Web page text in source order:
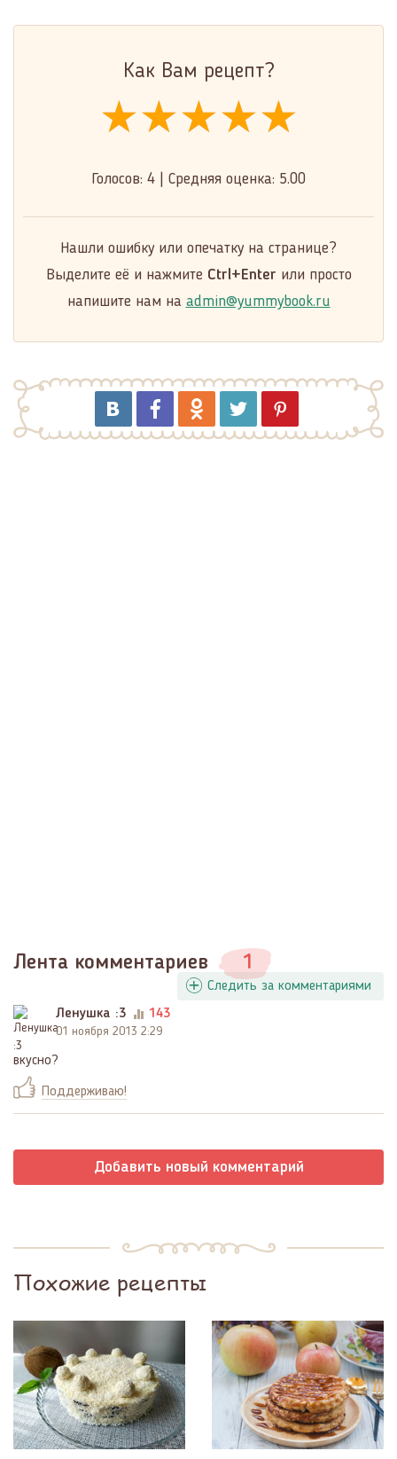
Как Вам рецепт?
★★★★★
★★★★★
★★★★★
Голосов: 4 Средняя оценка: 5.00
Нашли ошибку или опечатку на странице?
Выделите её и нажмите Ctrl+Enter или просто
напишите нам на admin@yummybook.ru
Лента комментариев 1
Следить за комментариями
Ленушка :3
143
01 ноября 2013 2:29
вкусно?
Поддерживаю!
Добавить новый комментарий
Похожие рецепты